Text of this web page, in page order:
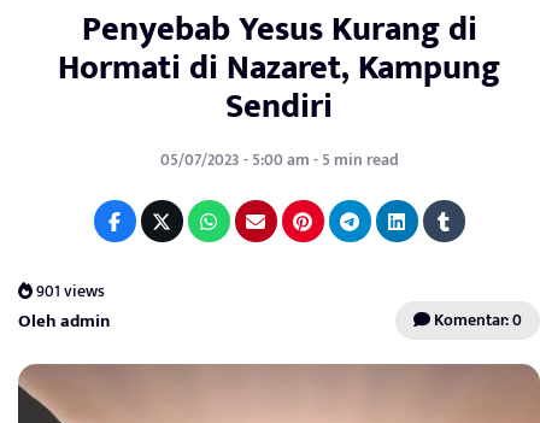
Penyebab Yesus Kurang di
Hormati di Nazaret, Kampung
Sendiri
05/07/2023 - 5:00 am - 5 min read
901 views
Oleh admin Komentar: 0